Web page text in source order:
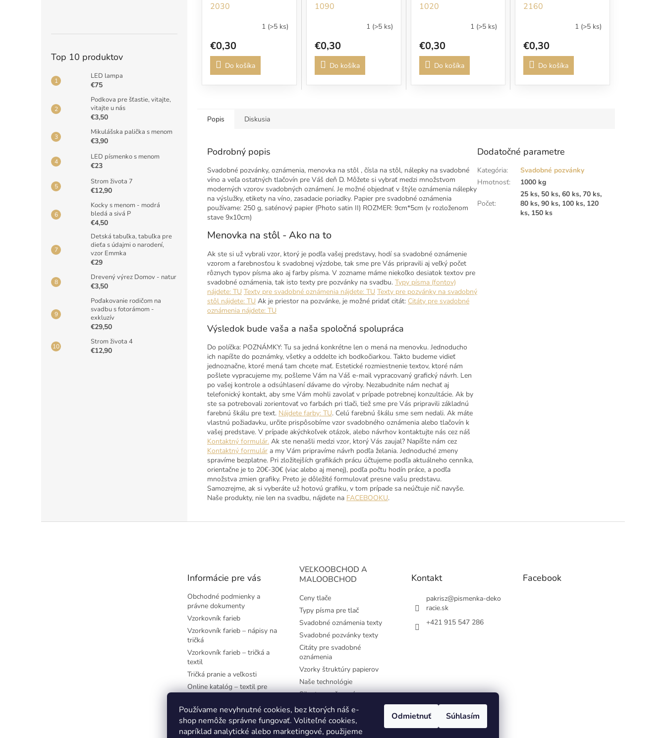
Používame nevyhnutné cookies, bez ktorých náš e-
shop nemôže správne fungovať. Voliteľné cookies,
napríklad analytické alebo marketingové, použijeme
Odmietnuť Súhlasím
Top 10 produktov
LED lampa
€75
Podkova pre šťastie, vitajte,
vitajte u nás
€3,50
Mikulášska palička s menom
€3,90
LED písmenko s menom
€23
Strom života 7
€12,90
Kocky s menom - modrá
bledá a sivá P
€4,50
Detská tabuľka, tabuľka pre
dieťa s údajmi o narodení,
vzor Emmka
€29
Drevený výrez Domov - natur
€3,50
Poďakovanie rodičom na
svadbu s fotorámom -
exkluzív
€29,50
Strom života 4
€12,90
2030
1 (>5 ks)
€0,30
Do košíka
1090
1 (>5 ks)
€0,30
Do košíka
1020
1 (>5 ks)
€0,30
Do košíka
2160
1 (>5 ks)
€0,30
Do košíka
Popis Diskusia
Podrobný popis
Svadobné pozvánky, oznámenia, menovka na stôl , čísla na stôl, nálepky na svadobné
víno a veľa ostatných tlačovín pre Váš deň D. Môžete si vybrať medzi množstvom
moderných vzorov svadobných oznámení. Je možné objednať v štýle oznámenia nálepky
na výslužky, etikety na víno, zasadacie poriadky. Papier pre svadobné oznámenia
používame: 250 g, saténový papier (Photo satin II) ROZMER: 9cm*5cm (v rozloženom
stave 9x10cm)
Menovka na stôl - Ako na to
Ak ste si už vybrali vzor, ktorý je podľa vašej predstavy, hodí sa svadobné oznámenie
vzorom a farebnosťou k svadobnej výzdobe, tak sme pre Vás pripravili aj veľký počet
rôznych typov písma ako aj farby písma. V zozname máme niekoľko desiatok textov pre
svadobné oznámenia, tak isto texty pre pozvánky na svadbu. Typy písma (fontov)
nájdete: TU Texty pre svadobné oznámenia nájdete: TU Texty pre pozvánky na svadobný
stôl nájdete: TU Ak je priestor na pozvánke, je možné pridať citát: Citáty pre svadobné
oznámenia nájdete: TU
Výsledok bude vaša a naša spoločná spolupráca
Do políčka: POZNÁMKY: Tu sa jedná konkrétne len o mená na menovku. Jednoducho
ich napíšte do poznámky, všetky a oddelte ich bodkočiarkou. Takto budeme vidieť
jednoznačne, ktoré mená tam chcete mať. Estetické rozmiestnenie textov, ktoré nám
pošlete vypracujeme my, pošleme Vám na Váš e-mail vypracovaný grafický návrh. Len
po vašej kontrole a odsúhlasení dávame do výroby. Nezabudnite nám nechať aj
telefonický kontakt, aby sme Vám mohli zavolať v prípade potrebnej konzultácie. Ak by
ste sa potrebovali zorientovať vo farbách pri tlači, tiež sme pre Vás pripravili základnú
farebnú škálu pre text. Nájdete farby: TU. Celú farebnú škálu sme sem nedali. Ak máte
vlastnú požiadavku, určite prispôsobíme vzor svadobného oznámenia alebo tlačovín k
vašej predstave. V prípade akýchkoľvek otázok, alebo návrhov kontaktujte nás cez náš
Kontaktný formulár. Ak ste nenašli medzi vzor, ktorý Vás zaujal? Napíšte nám cez
Kontaktný formulár a my Vám pripravíme návrh podľa želania. Jednoduché zmeny
spravíme bezplatne. Pri zložitejších grafikách prácu účtujeme podľa aktuálneho cenníka,
orientačne je to 20€-30€ (viac alebo aj menej), podľa počtu hodín práce, a podľa
množstva zmien grafiky. Preto je dôležité formulovať presne vašu predstavu.
Samozrejme, ak si vyberáte už hotovú grafiku, v tom prípade sa neúčtuje nič navyše.
Naše produkty, nie len na svadbu, nájdete na FACEBOOKU.
Dodatočné parametre
Kategória:
Svadobné pozvánky
Hmotnosť: 1000 kg
Počet:
25 ks, 50 ks, 60 ks, 70 ks,
80 ks, 90 ks, 100 ks, 120
ks, 150 ks
Informácie pre vás
Obchodné podmienky a
právne dokumenty
Vzorkovník farieb
Vzorkovník farieb – nápisy na
tričká
Vzorkovník farieb – tričká a
textil
Tričká pranie a veľkosti
Online katalóg – textil pre
Najčastejšie používané
písmená
Farby-CMYK
VEĽKOOBCHOD A
MALOOBCHOD
Ceny tlače
Typy písma pre tlač
Svadobné oznámenia texty
Svadobné pozvánky texty
Citáty pre svadobné
oznámenia
Vzorky štruktúry papierov
Naše technológie
Siluety pre časovú os
Kontakt
pakrisz@pismenka-deko
racie.sk
+421 915 547 286
Facebook